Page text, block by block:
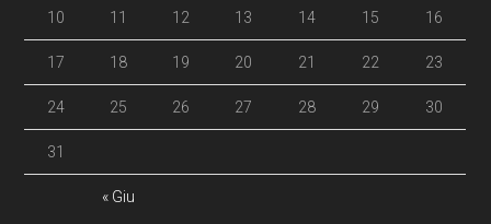
« Giu
10 11 12 13 14 15 16
17 18 19 20 21 22 23
24 25 26 27 28 29 30
31